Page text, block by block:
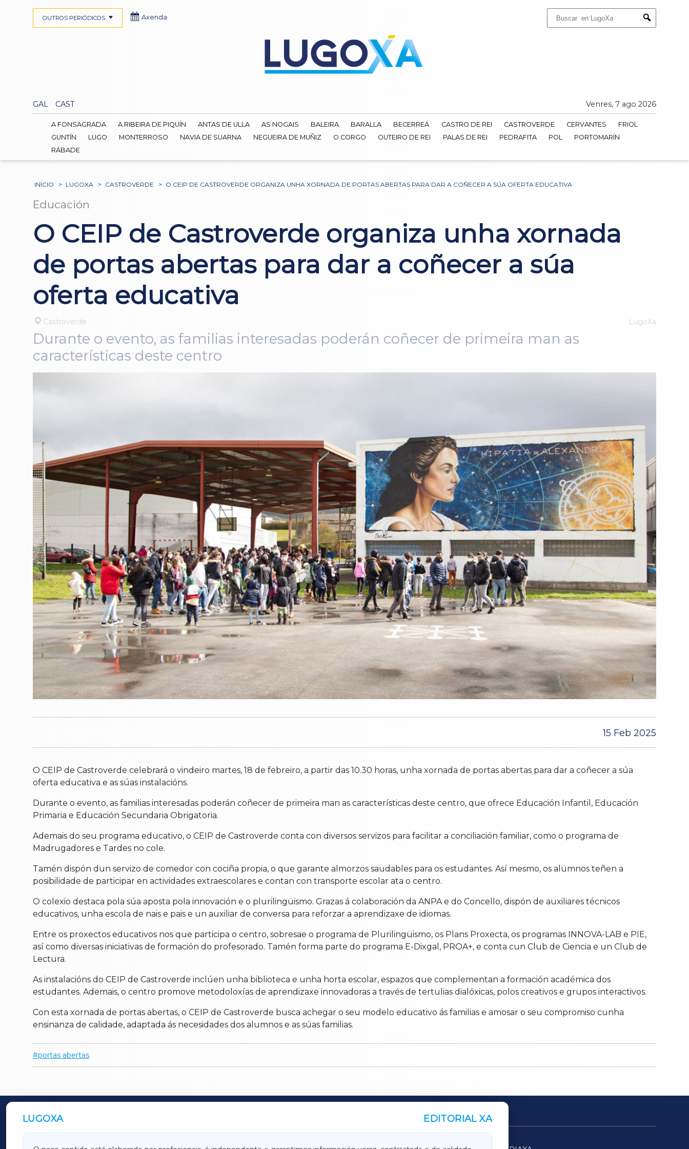
Submit
GAL CAST Venres, 7 ago 2026
OUTROS PERIÓDICOS Axenda
A FONSAGRADA A RIBEIRA DE PIQUÍN ANTAS DE ULLA AS NOGAIS BALEIRA BARALLA BECERREÁ CASTRO DE REI CASTROVERDE CERVANTES
FRIOL
GUNTÍN
LUGO MONTERROSO NAVIA DE SUARNA NEGUEIRA DE MUÑIZ O CORGO OUTEIRO DE REI PALAS DE REI PEDRAFITA POL
PORTOMARÍN
RÁBADE
INICIO > LUGOXA > CASTROVERDE > O CEIP DE CASTROVERDE ORGANIZA UNHA XORNADA DE PORTAS ABERTAS PARA DAR A COÑECER A SÚA OFERTA EDUCATIVA
Educación
O CEIP de Castroverde organiza unha xornada
de portas abertas para dar a coñecer a súa
oferta educativa
Castroverde LugoXa
Durante o evento, as familias interesadas poderán coñecer de primeira man as
características deste centro
15 Feb 2025
O CEIP de Castroverde celebrará o vindeiro martes, 18 de febreiro, a partir das 10.30 horas, unha xornada de portas abertas para dar a coñecer a súa
oferta educativa e as súas instalacións.
Durante o evento, as familias interesadas poderán coñecer de primeira man as características deste centro, que ofrece Educación Infantil, Educación
Primaria e Educación Secundaria Obrigatoria.
Ademais do seu programa educativo, o CEIP de Castroverde conta con diversos servizos para facilitar a conciliación familiar, como o programa de
Madrugadores e Tardes no cole.
Tamén dispón dun servizo de comedor con cociña propia, o que garante almorzos saudables para os estudantes. Así mesmo, os alumnos teñen a
posibilidade de participar en actividades extraescolares e contan con transporte escolar ata o centro.
O colexio destaca pola súa aposta pola innovación e o plurilingüismo. Grazas á colaboración da ANPA e do Concello, dispón de auxiliares técnicos
educativos, unha escola de nais e pais e un auxiliar de conversa para reforzar a aprendizaxe de idiomas.
Entre os proxectos educativos nos que participa o centro, sobresae o programa de Plurilingüismo, os Plans Proxecta, os programas INNOVA-LAB e PIE,
así como diversas iniciativas de formación do profesorado. Tamén forma parte do programa E-Dixgal, PROA+, e conta cun Club de Ciencia e un Club de
Lectura.
As instalacións do CEIP de Castroverde inclúen unha biblioteca e unha horta escolar, espazos que complementan a formación académica dos
estudantes. Ademais, o centro promove metodoloxías de aprendizaxe innovadoras a través de tertulias dialóxicas, polos creativos e grupos interactivos.
Con esta xornada de portas abertas, o CEIP de Castroverde busca achegar o seu modelo educativo ás familias e amosar o seu compromiso cunha
ensinanza de calidade, adaptada ás necesidades dos alumnos e as súas familias.
portas abertas
LUGOXA EDITORIAL XA
OUTROS PERIÓDICOS